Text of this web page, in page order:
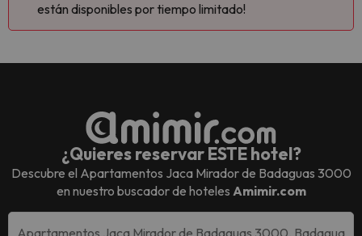
están disponibles por tiempo limitado!
¿Quieres reservar ESTE hotel?
Descubre el Apartamentos Jaca Mirador de Badaguas 3000
en nuestro buscador de hoteles Amimir.com